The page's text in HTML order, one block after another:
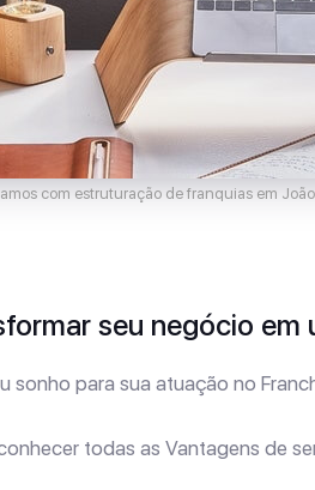
com estruturação de franquias em
seu negócio em
sonho para sua atuação no
todas as Vantagens de